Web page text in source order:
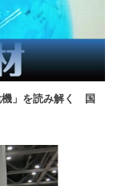
機」を読み解く 国